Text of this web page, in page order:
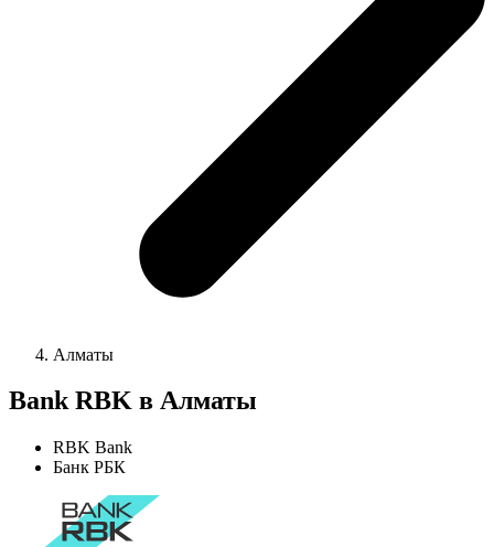
Алматы
Bank RBK в Алматы
RBK Bank
Банк РБК